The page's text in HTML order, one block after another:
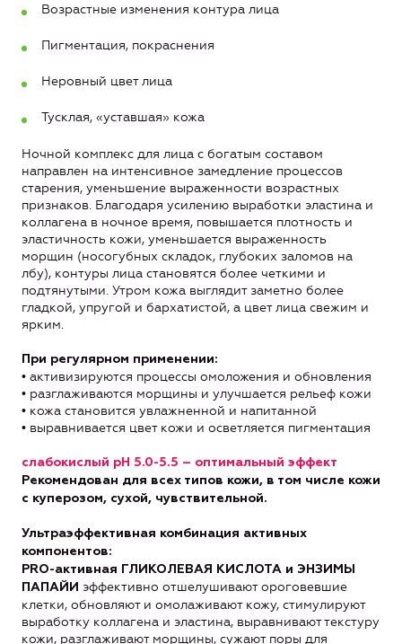
Возрастные изменения контура лица
Пигментация, покраснения
Неровный цвет лица
Тусклая, «уставшая» кожа
Ночной комплекс для лица с богатым составом
направлен на интенсивное замедление процессов
старения, уменьшение выраженности возрастных
признаков. Благодаря усилению выработки эластина и
коллагена в ночное время, повышается плотность и
эластичность кожи, уменьшается выраженность
морщин (носогубных складок, глубоких заломов на
лбу), контуры лица становятся более четкими и
подтянутыми. Утром кожа выглядит заметно более
гладкой, упругой и бархатистой, а цвет лица свежим и
ярким.
При регулярном применении:
• активизируются процессы омоложения и обновления
• разглаживаются морщины и улучшается рельеф кожи
• кожа становится увлажненной и напитанной
• выравнивается цвет кожи и осветляется пигментация
слабокислый рН 5.0-5.5 – оптимальный эффект
Рекомендован для всех типов кожи, в том числе кожи
с куперозом, сухой, чувствительной.
Ультраэффективная комбинация активных
компонентов:
PRO-активная ГЛИКОЛЕВАЯ КИСЛОТА и ЭНЗИМЫ
ПАПАЙИ эффективно отшелушивают ороговевшие
клетки, обновляют и омолаживают кожу, стимулируют
выработку коллагена и эластина, выравнивают текстуру
кожи, разглаживают морщины, сужают поры для